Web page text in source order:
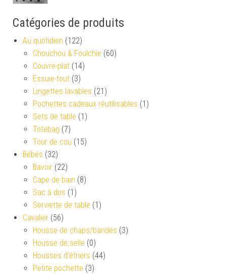
Catégories de produits
Au quotidien (122)
Chouchou & Foulchie (60)
Couvre-plat (14)
Essuie-tout (3)
Lingettes lavables (21)
Pochettes cadeaux réutilisables (1)
Sets de table (1)
Totebag (7)
Tour de cou (15)
Bébés (32)
Bavoir (22)
Cape de bain (8)
Sac à dos (1)
Serviette de table (1)
Cavalier (56)
Housse de chaps/bandes (3)
Housse de selle (0)
Housses d’étriers (44)
Petite pochette (3)